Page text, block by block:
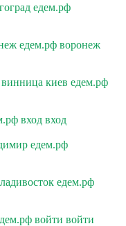
едем.рф
едем.рф воронеж
винница киев едем.рф
вход вход
едем.рф
едем.рф
войти войти